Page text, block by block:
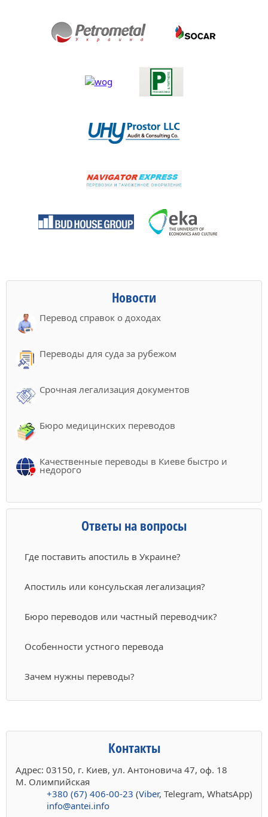
Новости
Перевод справок о доходах
Переводы для суда за рубежом
Срочная легализация документов
Бюро медицинских переводов
Качественные переводы в Киеве быстро и
недорого
Ответы на вопросы
Где поставить апостиль в Украине?
Апостиль или консульская легализация?
Бюро переводов или частный переводчик?
Особенности устного перевода
Зачем нужны переводы?
Контакты
Адрес: 03150, г. Киев, ул. Антоновича 47, оф. 18
М. Олимпийская
+380 (67) 406-00-23 (Viber, Telegram, WhatsApp)
info@antei.info